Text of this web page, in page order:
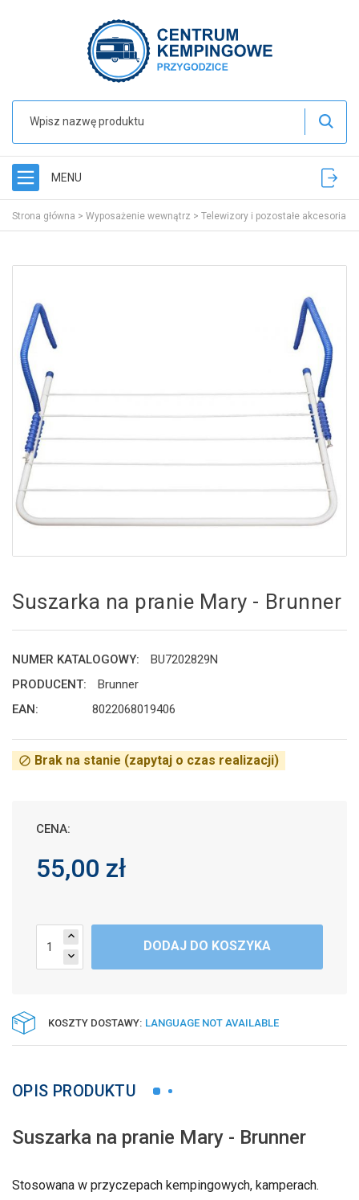
MENU
Strona główna > Wyposażenie wewnątrz > Telewizory i pozostałe akcesoria
Suszarka na pranie Mary - Brunner
NUMER KATALOGOWY:
BU7202829N
PRODUCENT:
Brunner
EAN:
8022068019406
block Brak na stanie (zapytaj o czas realizacji)
CENA:
55,00 zł
expand_more
expand_less
DODAJ DO KOSZYKA
KOSZTY DOSTAWY: LANGUAGE NOT AVAILABLE
OPIS PRODUKTU
Suszarka na pranie Mary - Brunner
Stosowana w przyczepach kempingowych, kamperach.